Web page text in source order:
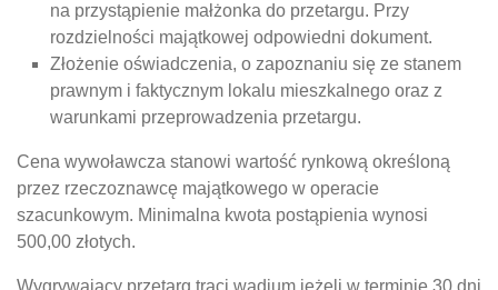
na przystąpienie małżonka do przetargu. Przy
rozdzielności majątkowej odpowiedni dokument.
Złożenie oświadczenia, o zapoznaniu się ze stanem
prawnym i faktycznym lokalu mieszkalnego oraz z
warunkami przeprowadzenia przetargu.
Cena wywoławcza stanowi wartość rynkową określoną
przez rzeczoznawcę majątkowego w operacie
szacunkowym. Minimalna kwota postąpienia wynosi
500,00 złotych.
Wygrywający przetarg traci wadium jeżeli w terminie 30 dni